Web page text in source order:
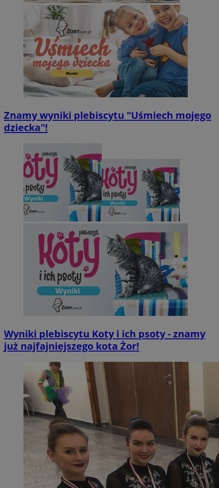
Znamy wyniki plebiscytu "Uśmiech mojego
dziecka"!
Wyniki plebiscytu Koty i ich psoty - znamy
już najfajniejszego kota Żor!